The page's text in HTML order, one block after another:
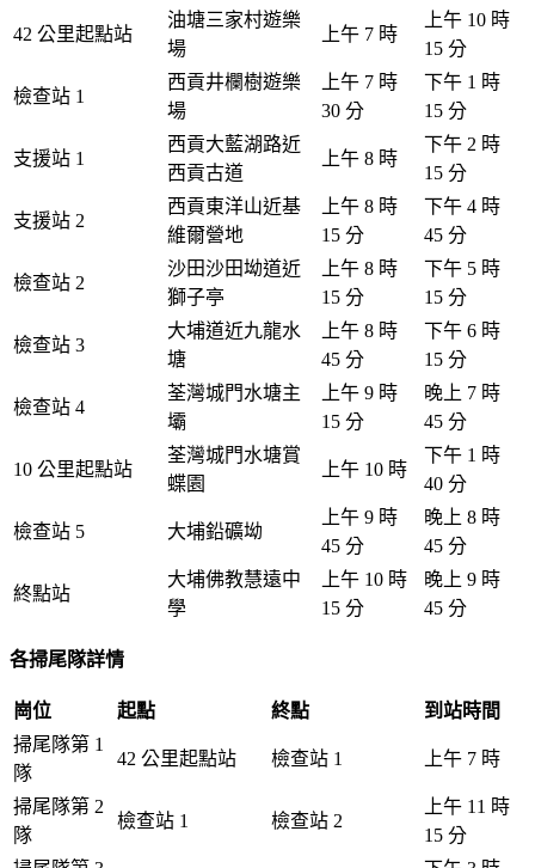
42 公里起點站
油塘三家村遊樂
場
上午 7 時
上午 10 時
15 分
檢查站 1
西貢井欄樹遊樂
場
上午 7 時
30 分
下午 1 時
15 分
支援站 1
西貢大藍湖路近
西貢古道
上午 8 時
下午 2 時
15 分
支援站 2
西貢東洋山近基
維爾營地
上午 8 時
15 分
下午 4 時
45 分
檢查站 2
沙田沙田坳道近
獅子亭
上午 8 時
15 分
下午 5 時
15 分
檢查站 3
大埔道近九龍水
塘
上午 8 時
45 分
下午 6 時
15 分
檢查站 4
荃灣城門水塘主
壩
上午 9 時
15 分
晚上 7 時
45 分
10 公里起點站
荃灣城門水塘賞
蝶園
上午 10 時
下午 1 時
40 分
檢查站 5 大埔鉛礦坳
上午 9 時
45 分
晚上 8 時
45 分
終點站
大埔佛教慧遠中
學
上午 10 時
15 分
晚上 9 時
45 分
各掃尾隊詳情
崗位 起點 終點
到站時間
掃尾隊第 1
隊
42 公里起點站 檢查站 1 上午 7 時
掃尾隊第 2
隊
檢查站 1 檢查站 2
上午 11 時
15 分